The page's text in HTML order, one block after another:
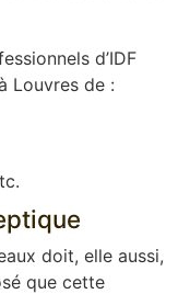
d’IDF
Louvres de :
doit, elle aussi,
que cette